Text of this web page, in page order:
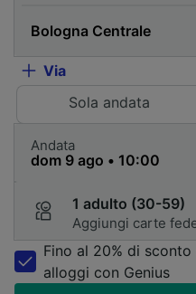
Via
Sola andata
Andata
1 adulto (30-59)
Aggiungi carte
Fino al 20% di sconto
alloggi con Genius